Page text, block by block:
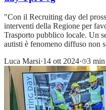
"Con il Recruiting day del
interventi della Regione per
Trasporto pubblico locale. Un
autisti è fenomeno diffuso non
Luca Marsi·14 ott 2024· 3 min